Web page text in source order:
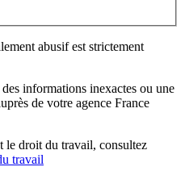
abusif est strictement
informations inexactes ou une
de votre agence France
le droit du travail, consultez
travail